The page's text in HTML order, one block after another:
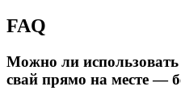
FAQ
Можно ли
свай прямо на месте —